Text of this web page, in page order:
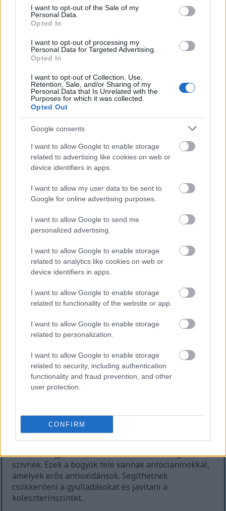
consent section.
I want to opt-out of the Sale of my
Personal Data.
Opted In
I want to opt-out of processing my
Personal Data for Targeted Advertising.
Opted In
I want to opt-out of Collection, Use,
Retention, Sale, and/or Sharing of my
Personal Data that Is Unrelated with the
Purposes for which it was collected.
Opted Out
Google consents
I want to allow Google to enable storage
related to advertising like cookies on web or
device identifiers in apps.
I want to allow my user data to be sent to
Google for online advertising purposes.
I want to allow Google to send me
personalized advertising.
I want to allow Google to enable storage
related to analytics like cookies on web or
device identifiers in apps.
I want to allow Google to enable storage
related to functionality of the website or app.
I want to allow Google to enable storage
related to personalization.
I want to allow Google to enable storage
related to security, including authentication
functionality and fraud prevention, and other
user protection.
CONFIRM
fogszuvasodást. A szeder különleges vegyületeket
tartalmaz, amelyek jót tesznek a fogaknak. Ízletes
maradjanak.
A szeder hozzáadása a nassolnivalókhoz vagy
étkezésekhez jót tesz a fogaknak. Csökkenti a
szájüregi gyulladást is. Ez segíthet az
ínyproblémákon és jobb közérzetet biztosít a
szájban.
A szeder lehetséges
gyulladáscsökkentő hatásai
A szeder nemcsak finom, hanem egészséges is. Tele
van polifenolokkal, például antocianinokkal. Ezek a
vegyületek segíthetnek leküzdeni a szervezetben a
gyulladásokat.
például szívbetegséggel és cukorbetegséggel
hozható összefüggésbe. A szeder hozzáadása az
étkezéshez segíthet csökkenteni ezeket a
kockázatokat. Ez nagyszerű választássá teszi
mindazok számára, akik egészségesek szeretnének
maradni.
Szeder finom módja a test gyulladásainak
csökkentésére. Ez nagy előnyt jelenthet az
egészségednek. Fogyasztása segíthet kordában
tartani a szervezeted gyulladásszintjét, ami idővel
jobb egészséghez vezet.
Segíthet a szív- és érrendszeri
egészségben
A szeder fogyasztása az étkezések során segíthet a
szívnek. Ezek a bogyók tele vannak antocianinokkal,
amelyek erős antioxidánsok. Segíthetnek
csökkenteni a gyulladásokat és javítani a
koleszterinszintet.